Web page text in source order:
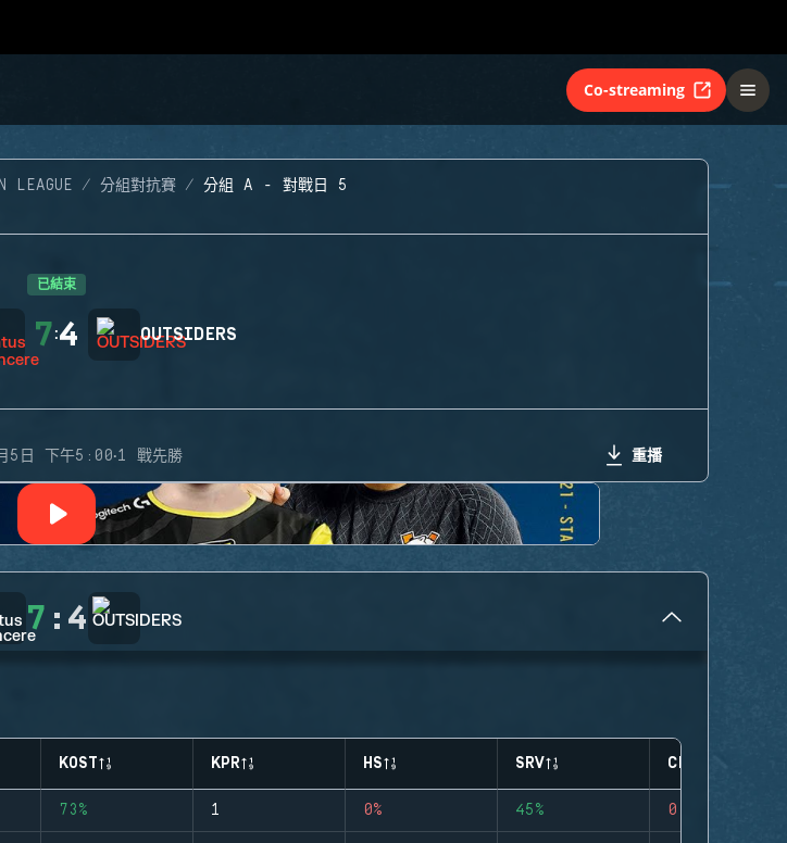
Co-streaming
LEAGUE 分組對抗賽 分組 A - 對戰日 5
已結束
7:4 OUTSIDERS
5日 下午5:00·1 戰先勝 重播
7 : 4
KOST KPR HS SRV CLUTCHES
73% 1 0% 45% 0